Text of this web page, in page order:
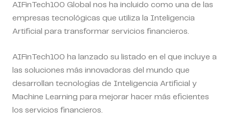
AIFinTech100 Global nos ha incluido como una de las
empresas tecnológicas que utiliza la Inteligencia
Artificial para transformar servicios financieros.
AIFinTech100 ha lanzado su listado en el que incluye a
las soluciones más innovadoras del mundo que
desarrollan tecnologías de Inteligencia Artificial y
Machine Learning para mejorar hacer más eficientes
los servicios financieros.